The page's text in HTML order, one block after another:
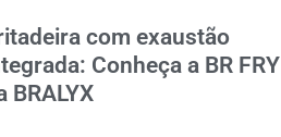
com exaustão
Conheça a BR FRY
BRALYX